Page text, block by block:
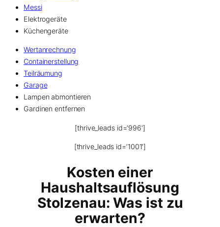
Messi
Elektrogeräte
Küchengeräte
Wertanrechnung
Containerstellung
Teilräumung
Garage
Lampen abmontieren
Gardinen entfernen
[thrive_leads id=’996′]
[thrive_leads id=’1001′]
Kosten einer
Haushaltsauflösung
Stolzenau: Was ist zu
erwarten?